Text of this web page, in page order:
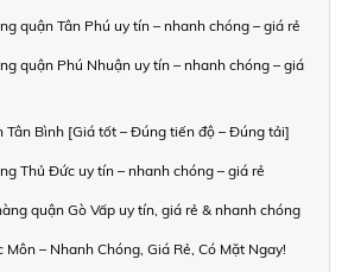
quận Tân Phú uy tín – nhanh chóng – giá rẻ
quận Phú Nhuận uy tín – nhanh chóng – giá
Tân Bình [Giá tốt – Đúng tiến độ – Đúng tải]
Thủ Đức uy tín – nhanh chóng – giá rẻ
quận Gò Vấp uy tín, giá rẻ & nhanh chóng
Môn – Nhanh Chóng, Giá Rẻ, Có Mặt Ngay!